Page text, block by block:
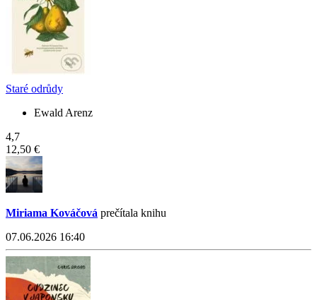
Staré odrůdy
Ewald Arenz
4,7
12,50 €
Miriama Kováčová prečítala knihu
07.06.2026 16:40